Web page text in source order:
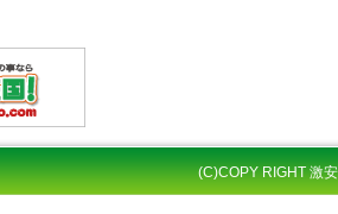
(C)COPY RIGHT 激